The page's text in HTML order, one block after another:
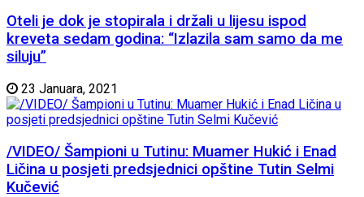
Oteli je dok je stopirala i držali u lijesu ispod
kreveta sedam godina: “Izlazila sam samo da me
siluju”
23 Januara, 2021
/VIDEO/ Šampioni u Tutinu: Muamer Hukić i Enad
Ličina u posjeti predsjednici opštine Tutin Selmi
Kučević